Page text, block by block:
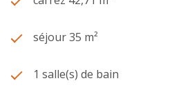
séjour 35 m²
1 salle(s) de bain